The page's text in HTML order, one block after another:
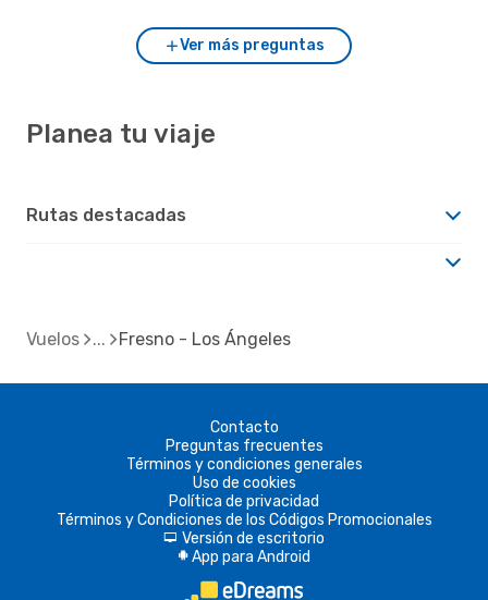
Ver más preguntas
Planea tu viaje
Rutas destacadas
Vuelos Fresno - Los Ángeles
Contacto
Preguntas frecuentes
Términos y condiciones generales
Uso de cookies
Política de privacidad
Términos y Condiciones de los Códigos Promocionales
d Versión de escritorio
A App para Android